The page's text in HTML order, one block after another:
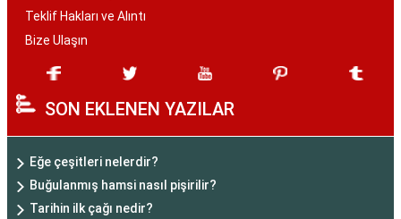
Teklif Hakları ve Alıntı
Bize Ulaşın
SON EKLENEN YAZILAR
Eğe çeşitleri nelerdir?
Buğulanmış hamsi nasıl pişirilir?
Tarihin ilk çağı nedir?